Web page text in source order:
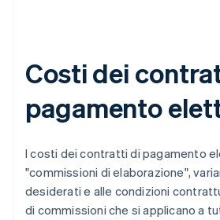
Costi dei
pagamento
I costi dei contratti di pagamento
"commissioni di elaborazione",
desiderati e alle condizioni
di commissioni che si applicano a